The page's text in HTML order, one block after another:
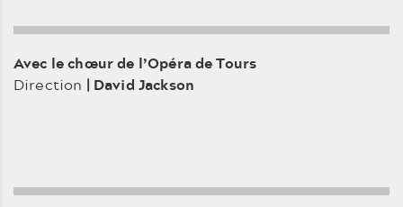
Avec le chœur de l’Opéra de Tours
Direction | David Jackson